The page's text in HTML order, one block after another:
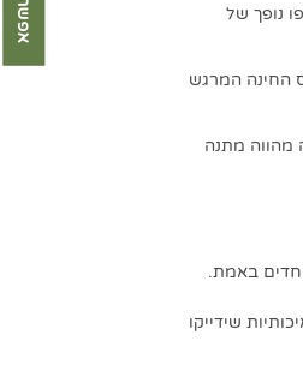
נופך של
החינה המרגש
מהווה מתנה
באמת.
שידייקו